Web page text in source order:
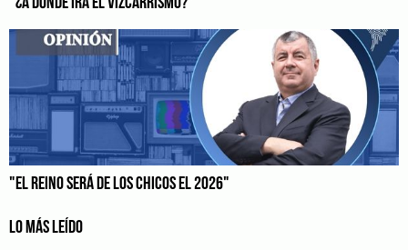
"¿A DÓNDE IRÁ EL VIZCARRISMO?"
"EL REINO SERÁ DE LOS CHICOS EL 2026"
LO MÁS LEÍDO